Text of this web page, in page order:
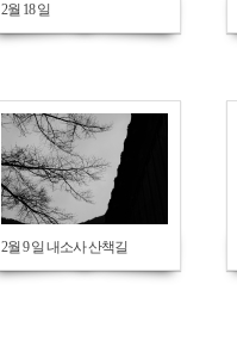
2월 18 일
2월 9 일 내소사 산책길
666